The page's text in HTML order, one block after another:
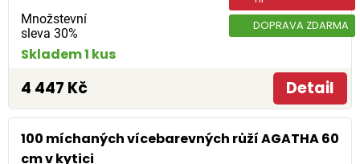
Množstevní
sleva 30%
DOPRAVA ZDARMA
Skladem 1 kus
4 447 Kč Detail
100 míchaných vícebarevných růží AGATHA 60
cm v kytici